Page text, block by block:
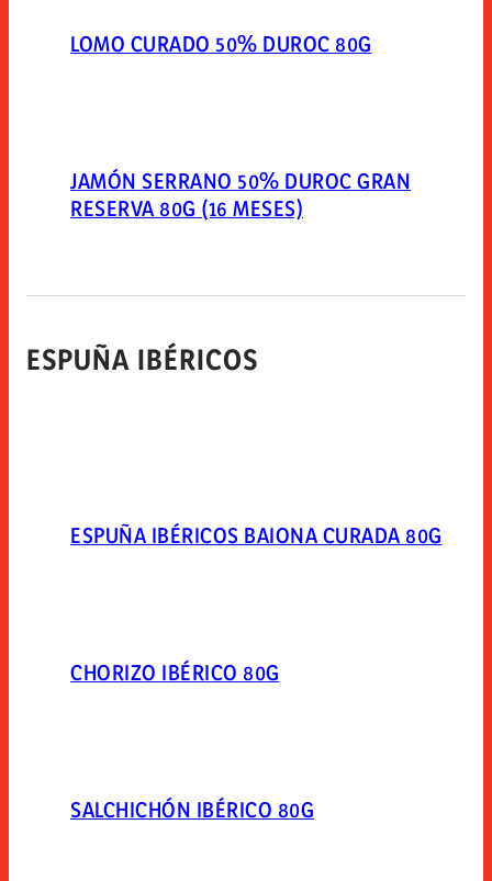
LOMO CURADO 50% DUROC 80G
JAMÓN SERRANO 50% DUROC GRAN
RESERVA 80G (16 MESES)
ESPUÑA IBÉRICOS
ESPUÑA IBÉRICOS BAIONA CURADA 80G
CHORIZO IBÉRICO 80G
SALCHICHÓN IBÉRICO 80G